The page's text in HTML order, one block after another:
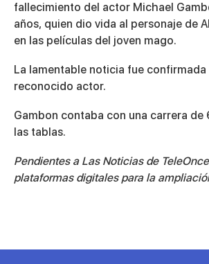
fallecimiento del actor Michael
años, quien dio vida al personaje de
en las películas del joven mago.
La lamentable noticia fue confirmada
reconocido actor.
Gambon contaba con una carrera de
las tablas.
Pendientes a Las Noticias de
plataformas digitales para la